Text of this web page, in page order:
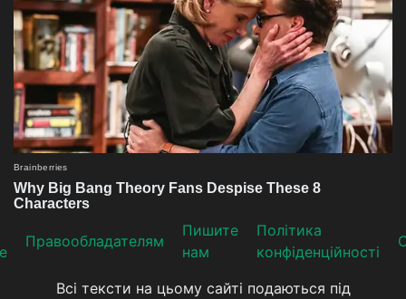
Прaвooблaдателям
Пишите
нам
Політика
конфіденційності
Всі тексти на цьому сайті подаються під